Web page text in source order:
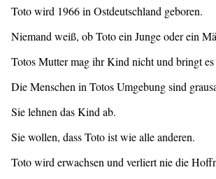
Toto wird 1966 in Ostdeutschland geboren.
Niemand weiß, ob Toto ein Junge oder ein
Totos Mutter mag ihr Kind nicht und bringt
Die Menschen in Totos Umgebung sind
Sie lehnen das Kind ab.
Sie wollen, dass Toto ist wie alle anderen.
Toto wird erwachsen und verliert nie die